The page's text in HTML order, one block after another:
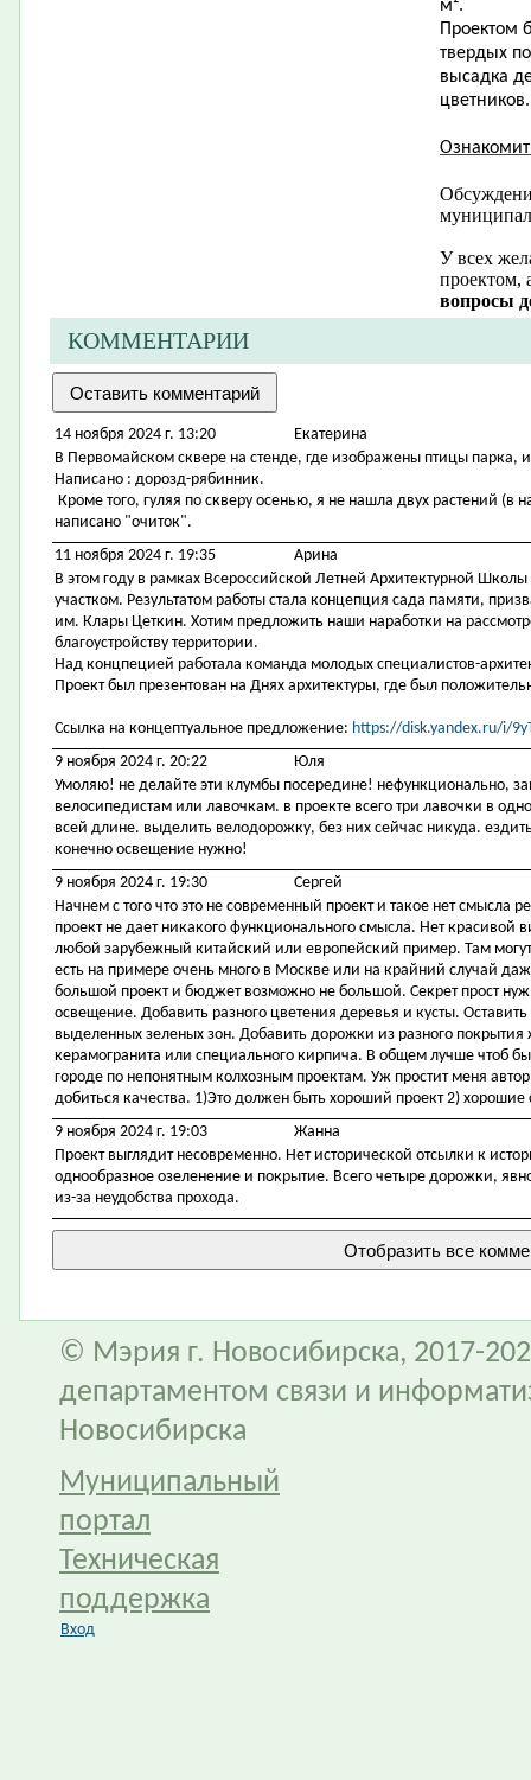
м².
Проектом
твердых
высадка
цветников.
У всех
проектом,
вопросы
КОММЕНТАРИИ
14 ноября 2024 г. 13:20
Екатерина
В Первомайском сквере на стенде, где изображены птицы парка,
Написано : дорозд-рябинник.
Кроме того, гуляя по скверу осенью, я не нашла двух растений (в
написано "очиток".
11 ноября 2024 г. 19:35
Арина
В этом году в рамках Всероссийской Летней Архитектурной
участком. Результатом работы стала концепция сада памяти,
им. Клары Цеткин. Хотим предложить наши наработки на
благоустройству территории.
Над концпецией работала команда молодых специалистов-
Проект был презентован на Днях архитектуры, где был
Ссылка на концептуальное предложение: https://disk.yandex.ru/i/
9 ноября 2024 г. 20:22
Юля
Умоляю! не делайте эти клумбы посередине! нефункционально,
велосипедистам или лавочкам. в проекте всего три лавочки в
всей длине. выделить велодорожку, без них сейчас никуда.
конечно освещение нужно!
9 ноября 2024 г. 19:30
Сергей
Начнем с того что это не современный проект и такое нет смысла
проект не дает никакого функционального смысла. Нет красивой
любой зарубежный китайский или европейский пример. Там
есть на примере очень много в Москве или на крайний случай
большой проект и бюджет возможно не большой. Секрет прост
освещение. Добавить разного цветения деревья и кусты.
выделенных зеленых зон. Добавить дорожки из разного покрытия
керамогранита или специального кирпича. В общем лучше чтоб
городе по непонятным колхозным проектам. Уж простит меня
добиться качества. 1)Это должен быть хороший проект 2) хорошие
9 ноября 2024 г. 19:03
Жанна
Проект выглядит несовременно. Нет исторической отсылки к
однообразное озеленение и покрытие. Всего четыре дорожки,
из-за неудобства прохода.
© Мэрия г. Новосибирска, 2017-
департаментом связи и
Новосибирска
Муниципальный
портал
Техническая
поддержка
Вход